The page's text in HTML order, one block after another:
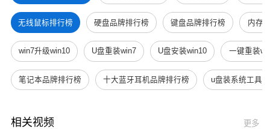
无线鼠标排行榜 硬盘品牌排行榜 键盘品牌排行榜 内存
win7升级win10 U盘重装win7 U盘安装win10 一键重装
笔记本品牌排行榜 十大蓝牙耳机品牌排行榜 u盘装系统工具
相关视频 更多